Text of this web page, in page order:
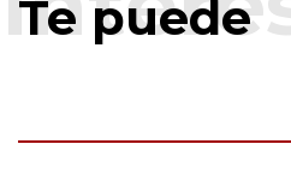
Te puede